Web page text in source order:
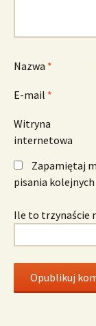
Nazwa *
E-mail *
Witryna
internetowa
Zapamiętaj
pisania
Ile to trzynaście